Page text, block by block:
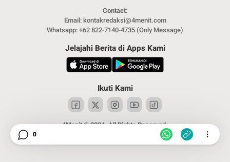
Contact:
Email: kontakredaksi@4menit.com
Whatsapp: +62 822-7140-4735 (Only Message)
Jelajahi Berita di Apps Kami
Ikuti Kami
4Menit © 2024. All Rights Reserved.
0